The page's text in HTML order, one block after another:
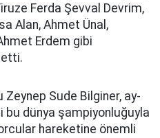
Ferda Şevval Devrim,
Alan, Ahmet Ünal,
Erdem gibi
Sude Bilginer, ay-
bu dünya şampiyonluğuyla
hareketine önemli